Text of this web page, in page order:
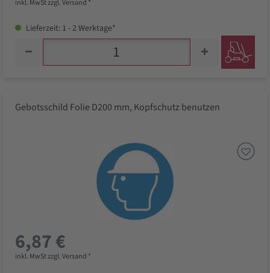
inkl. MwSt zzgl. Versand *
Lieferzeit: 1 - 2 Werktage*
Gebotsschild Folie D200 mm, Kopfschutz benutzen
6,87 €
inkl. MwSt zzgl. Versand *